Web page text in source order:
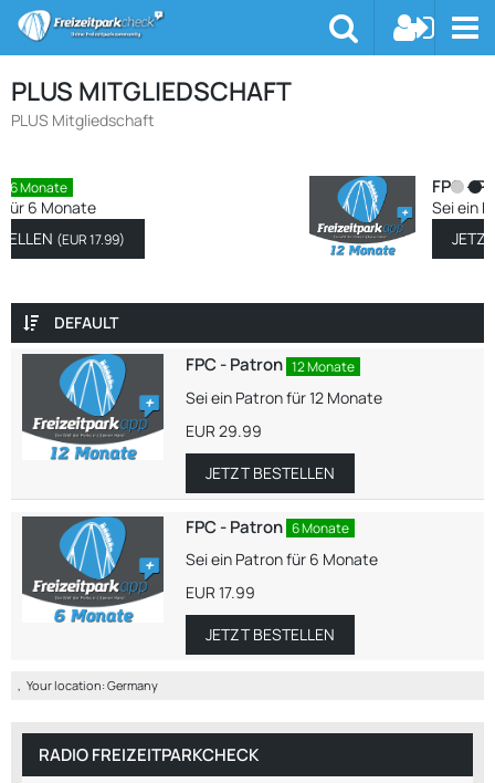
PLUS MITGLIEDSCHAFT
PLUS Mitgliedschaft
12 Monate
Sei ein Patron für 12 Monate
JETZT BESTELLEN(EUR 29.99
DEFAULT
FPC - Patron 12 Monate
Sei ein Patron für 12 Monate
EUR 29.99
JETZT BESTELLEN
FPC - Patron 6 Monate
Sei ein Patron für 6 Monate
EUR 17.99
JETZT BESTELLEN
Your location:Germany
RADIO FREIZEITPARKCHECK